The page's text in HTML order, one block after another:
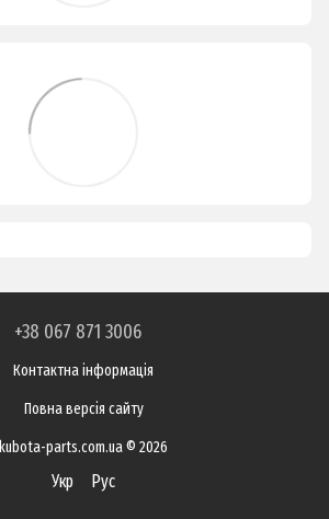
+38 067 871 3006
Контактна інформація
Повна версія сайту
kubota-parts.com.ua © 2026
Укр Рус